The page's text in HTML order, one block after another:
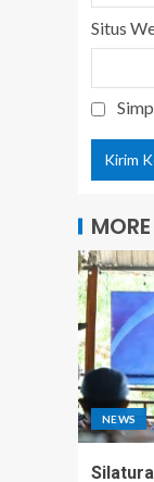
Situs
NEWS